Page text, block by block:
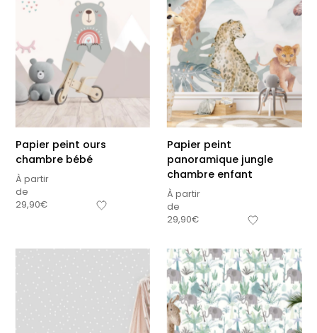
Papier peint ours
chambre bébé
À partir
de
29,90€
Papier peint
panoramique jungle
chambre enfant
À partir
de
29,90€